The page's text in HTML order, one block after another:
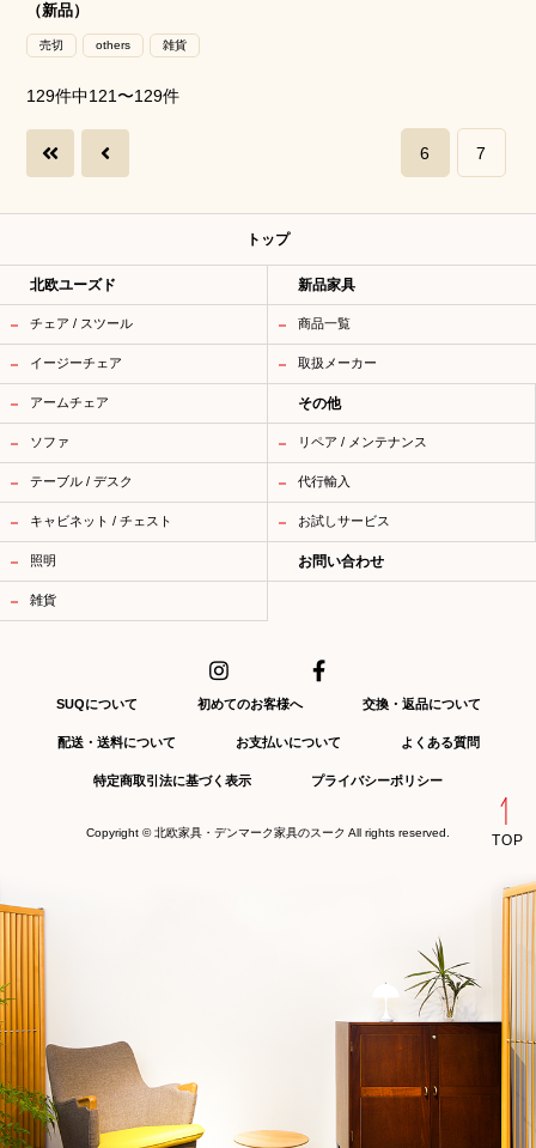
（新品）
売切 others 雑貨
129件中121〜129件
6 7
トップ
北欧ユーズド
チェア / スツール
イージーチェア
アームチェア
ソファ
テーブル / デスク
キャビネット / チェスト
照明
雑貨
新品家具
商品一覧
取扱メーカー
その他
リペア / メンテナンス
代行輸入
お試しサービス
お問い合わせ
SUQについて 初めてのお客様へ 交換・返品について
配送・送料について お支払いについて よくある質問
特定商取引法に基づく表示 プライバシーポリシー
Copyright ©北欧家具・デンマーク家具のスーク All rights reserved.